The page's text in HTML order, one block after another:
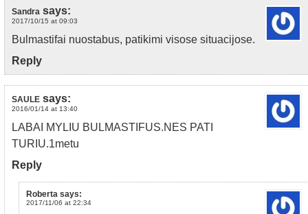
Sandra says:
2017/10/15 at 09:03
Bulmastifai nuostabus, patikimi visose situacijose.
Reply
SAULE says:
2016/01/14 at 13:40
LABAI MYLIU BULMASTIFUS.NES PATI
TURIU.1metu
Reply
Roberta says:
2017/11/06 at 22:34